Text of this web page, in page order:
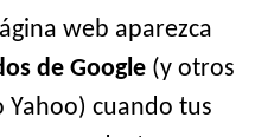
web aparezca
de Google (y otros
Yahoo) cuando tus